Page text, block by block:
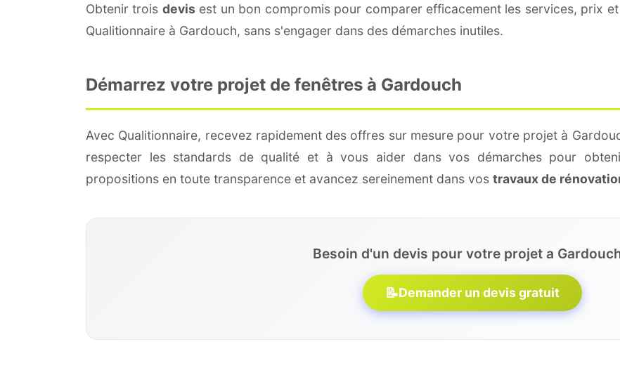
Obtenir trois devisest un bon compromis pour comparer efficacement les services, prix
Qualitionnaire à Gardouch, sans s'engager dans des démarches inutiles.
Démarrez votre projet de fenêtres à Gardouch
Avec Qualitionnaire, recevez rapidement des offres sur mesure pour votre projet à
respecter les standards de qualité et à vous aider dans vos démarches pour
propositions en toute transparence et avancez sereinement dans vos travaux de
Besoin d'un devis pour votre projet a
📝Demander un devis gratuit